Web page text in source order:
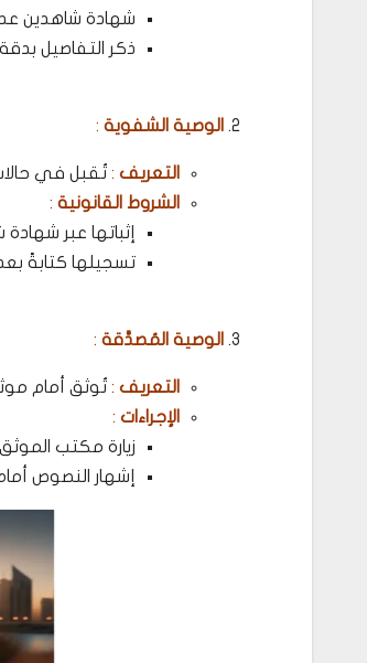
شهادة شاهدين
ذكر التفاصيل
الوصية الشفوية :
التعريف : تُقبل في
الشروط القانونية :
إثباتها عبر شهادة
تسجيلها كتابةً
الوصية المُصدَّقة :
التعريف : تُوثق أمام موثق حسب المادة
الإجراءات :
زيارة مكتب
إشهار النصوص